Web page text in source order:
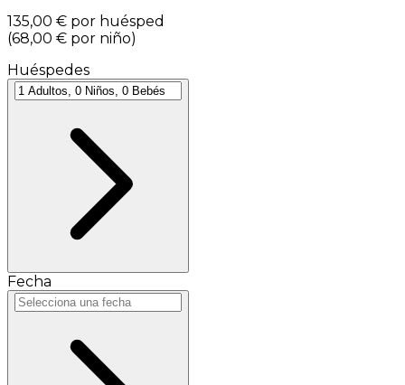
135,00 € por huésped
(68,00 € por niño)
Huéspedes
Fecha